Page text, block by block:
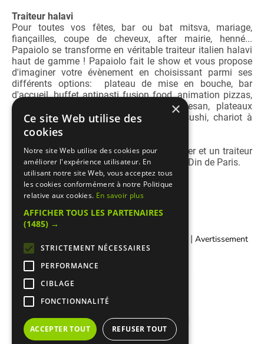
Traiteur halavi
Pour toutes vos fêtes, bar ou bat mitsva, mariage,
fiançailles, coupe de cheveux, after mairie, henné...
Papaiolo se transforme en véritable traiteur italien halavi
haut de gamme ! Papaiolo fait le show et vous propose
d'imaginer votre évènement en choisissant parmi ses
différents options: plateau de mise en bouche, bar
d'accueil, buffet antipasti fusion food, animation pizzas,
animation pâtes à la meule de parmesan, plateaux
fromage, animation raclette, animation sushi, chariot à
glaces, buffet dessert...
Papaiolo est un pizzaiolo à domicile cacher et un traiteur
italien cacher sous la surveillance du Beth Din de Paris.
| Avertissement
Légal
×
Ce site Web utilise des
cookies
Notre site Web utilise des cookies pour
améliorer l'expérience utilisateur. En
utilisant notre site Web, vous acceptez tous
les cookies conformément à notre Politique
relative aux cookies. En savoir plus
AFFICHER TOUS LES PARTENAIRES
(1485) →
STRICTEMENT NÉCESSAIRES
PERFORMANCE
CIBLAGE
FONCTIONNALITÉ
ACCEPTER TOUT REFUSER TOUT